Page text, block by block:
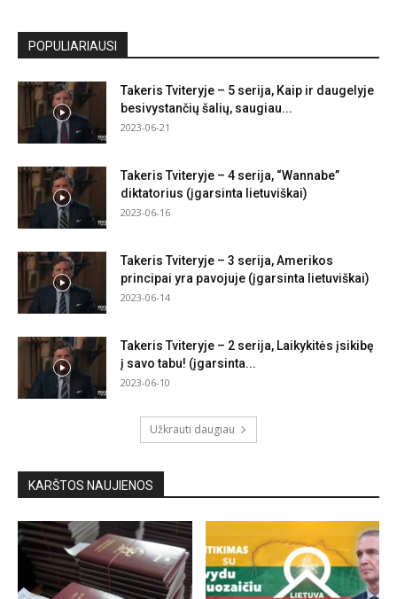
POPULIARIAUSI
Takeris Tviteryje – 5 serija, Kaip ir daugelyje
besivystančių šalių, saugiau...
2023-06-21
Takeris Tviteryje – 4 serija, “Wannabe”
diktatorius (įgarsinta lietuviškai)
2023-06-16
Takeris Tviteryje – 3 serija, Amerikos
principai yra pavojuje (įgarsinta lietuviškai)
2023-06-14
Takeris Tviteryje – 2 serija, Laikykitės įsikibę
į savo tabu! (įgarsinta...
2023-06-10
Užkrauti daugiau
KARŠTOS NAUJIENOS